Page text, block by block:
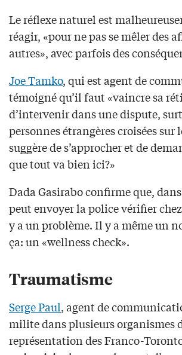
Le réflexe naturel est
réagir, «pour ne pas se mêler des
autres», avec parfois des
Joe Tamko, qui est agent de
témoigné qu’il faut «vaincre sa
d’intervenir dans une dispute,
personnes étrangères croisées
suggère de s’approcher et de
que tout va bien ici?»
Dada Gasirabo confirme que,
peut envoyer la police vérifier
y a un problème. Il y a même un
ça: un «wellness check».
Traumatisme
Serge Paul, agent de
milite dans plusieurs organismes
représentation des Franco-